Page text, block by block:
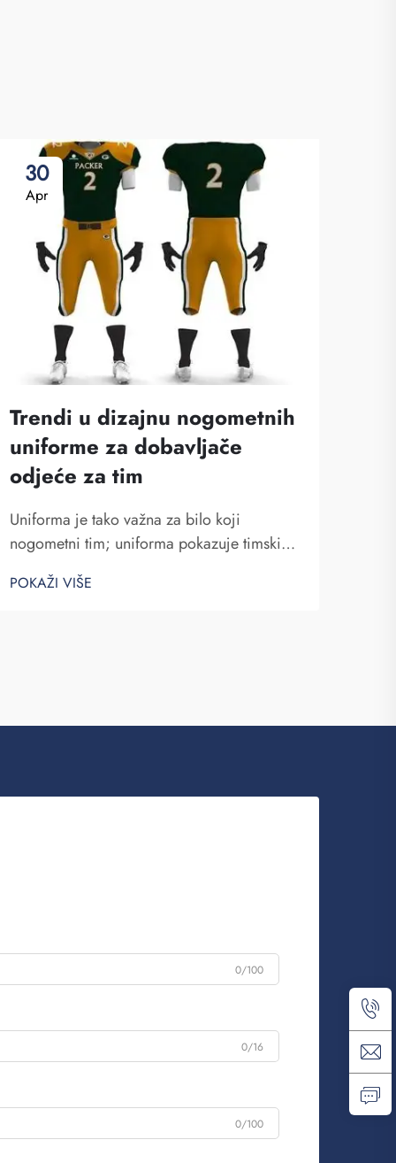
30
Apr
Trendi u dizajnu nogometnih
uniforme za dobavljače
odjeće za tim
Uniforma je tako važna za bilo koji
nogometni tim; uniforma pokazuje timski
Saipulang Trading, znamo kako dizajn
POKAŽI VIŠE
0/100
0/16
0/100